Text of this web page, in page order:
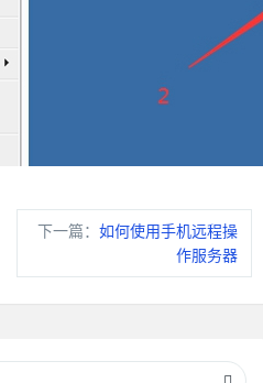
下一篇： 如何使用手机远程操
作服务器